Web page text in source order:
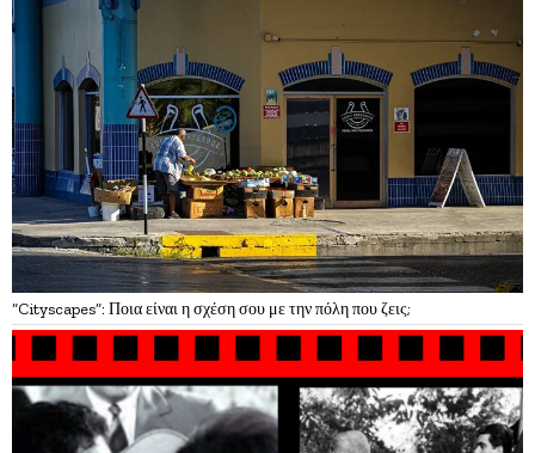
“Cityscapes”: Ποια είναι η σχέση σου με την πόλη που ζεις;